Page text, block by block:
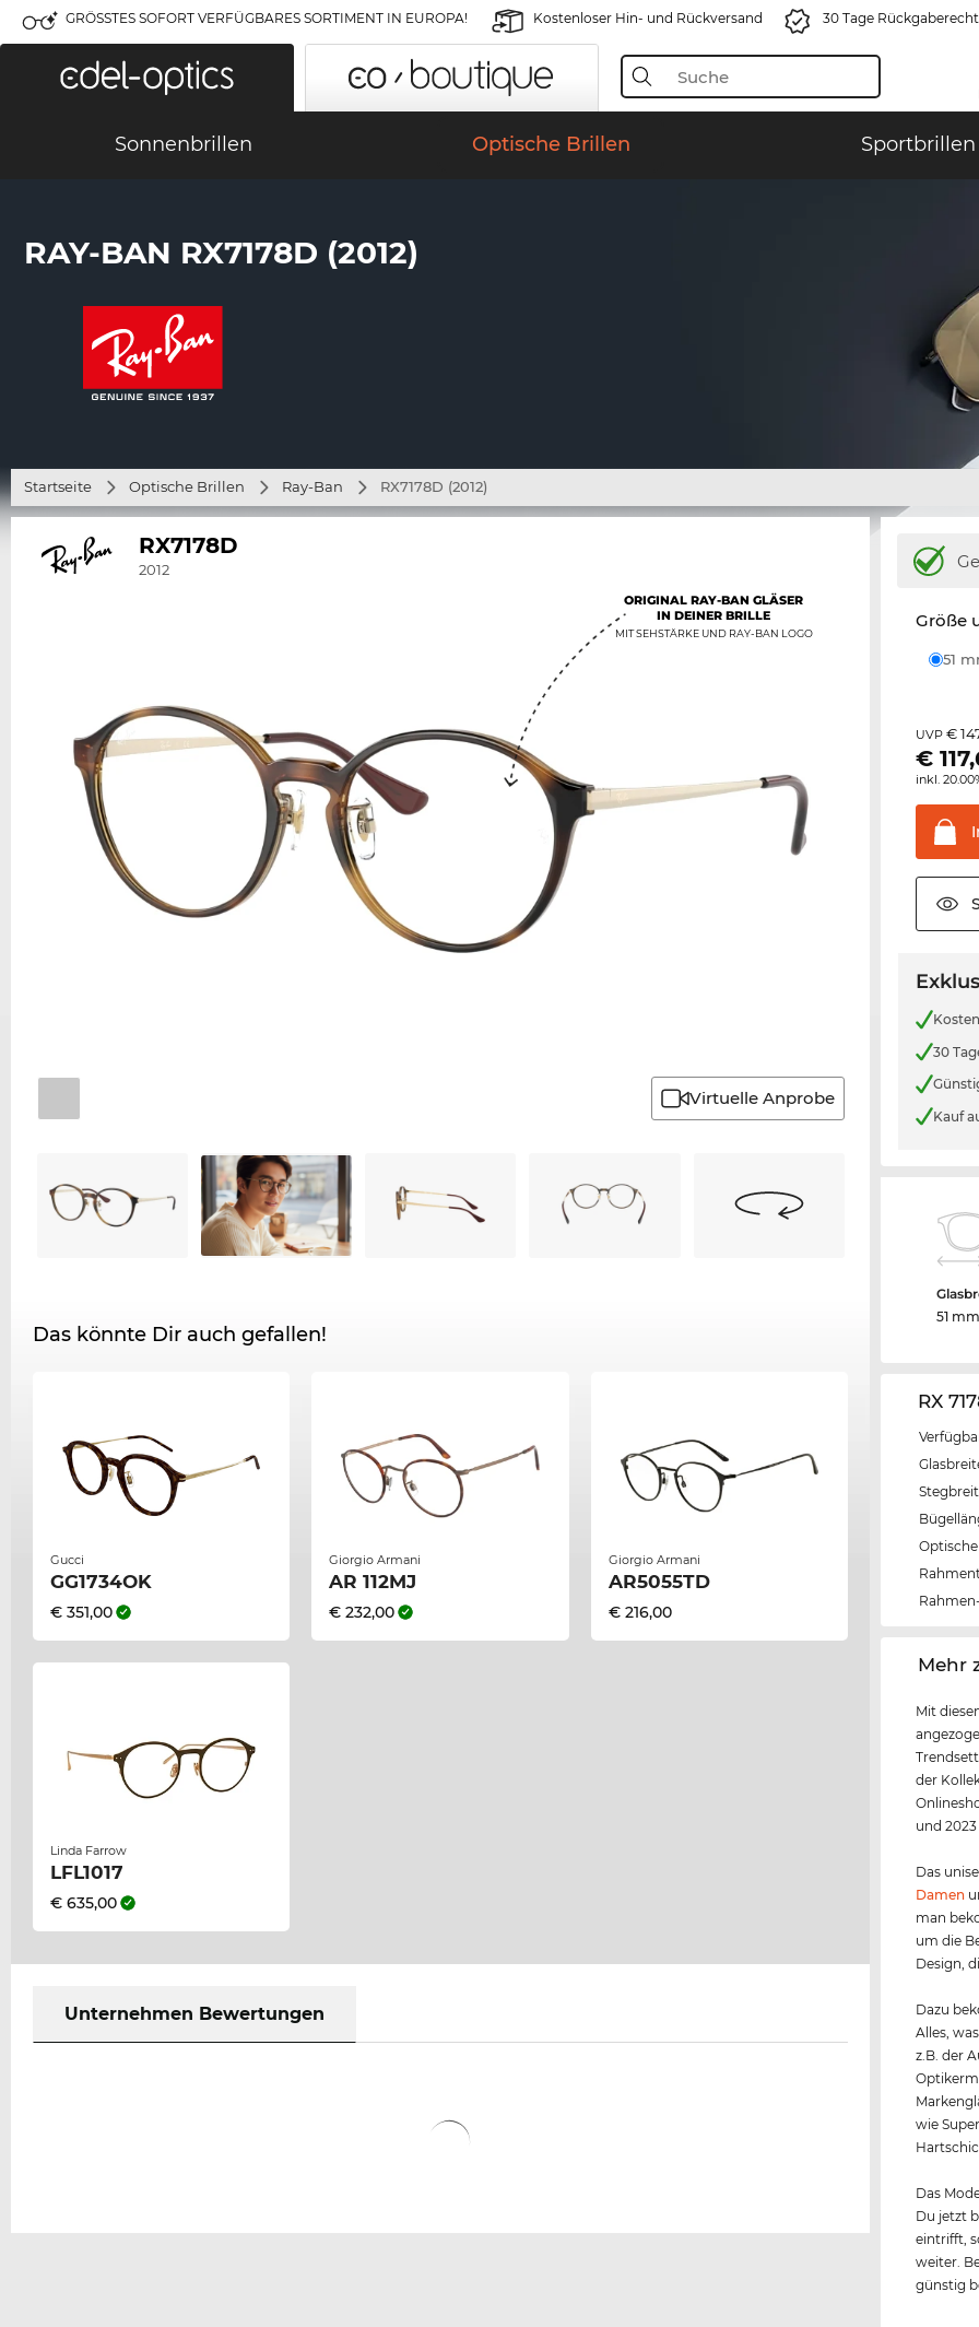
GRÖSSTES SOFORT VERFÜGBARES SORTIMENT IN EUROPA! Kostenloser Hin- und Rückversand 30 Tage Rückgaberecht
Sonnenbrillen Optische Brillen Sportbrillen
RAY-BAN RX7178D (2012)
Startseite Optische Brillen Ray-Ban RX7178D (2012)
RX7178D
2012
ORIGINAL RAY-BAN GLÄSER
IN DEINER BRILLE
MIT SEHSTÄRKE UND RAY-BAN LOGO
Virtuelle Anprobe
Das könnte Dir auch gefallen!
Gucci
GG1734OK
€ 351,00
Giorgio Armani
AR 112MJ
€ 232,00
Giorgio Armani
AR5055TD
€ 216,00
Linda Farrow
LFL1017
€ 635,00
Unternehmen Bewertungen
Größe
51
UVP€
€
inkl.
30
Kauf
51 mm
RX
‌Mehr
Mit
der
und
Das
Damen
man
um die
Design,
Dazu
Alles,
z.B. der
wie
Das
Du jetzt
eintrifft,
weiter.
günstig